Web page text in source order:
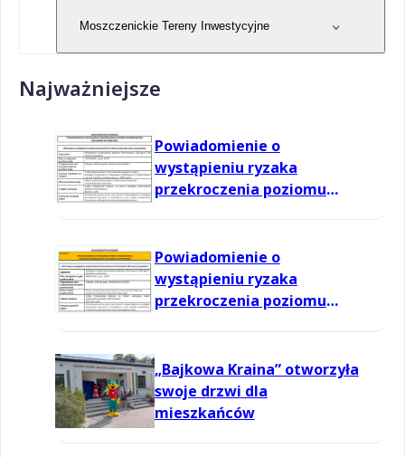
Moszczenickie Tereny Inwestycyjne
Najważniejsze
Powiadomienie o
wystąpieniu ryzaka
przekroczenia poziomu
Powiadomienie o
wystąpieniu ryzaka
przekroczenia poziomu
„Bajkowa Kraina” otworzyła
swoje drzwi dla
mieszkańców